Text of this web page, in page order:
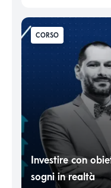
CORSO
Investire con
sogni in realtà